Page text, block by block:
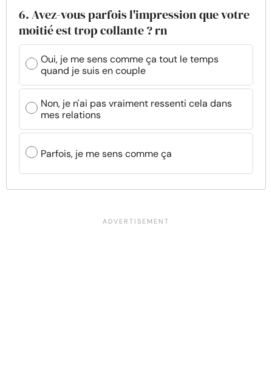
6. Avez-vous parfois l'impression que votre
moitié est trop collante ? rn
Oui, je me sens comme ça tout le temps
quand je suis en couple
Non, je n'ai pas vraiment ressenti cela dans
mes relations
Parfois, je me sens comme ça